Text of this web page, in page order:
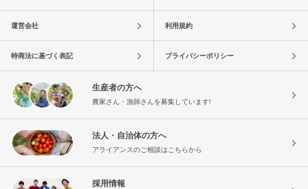
運営会社 利用規約
特商法に基づく表記 プライバシーポリシー
生産者の方へ
農家さん・漁師さんを募集しています!
法人・自治体の方へ
アライアンスのご相談はこちらから
採用情報